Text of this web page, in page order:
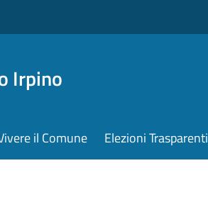
Irpino
il Comune Elezioni Trasparenti